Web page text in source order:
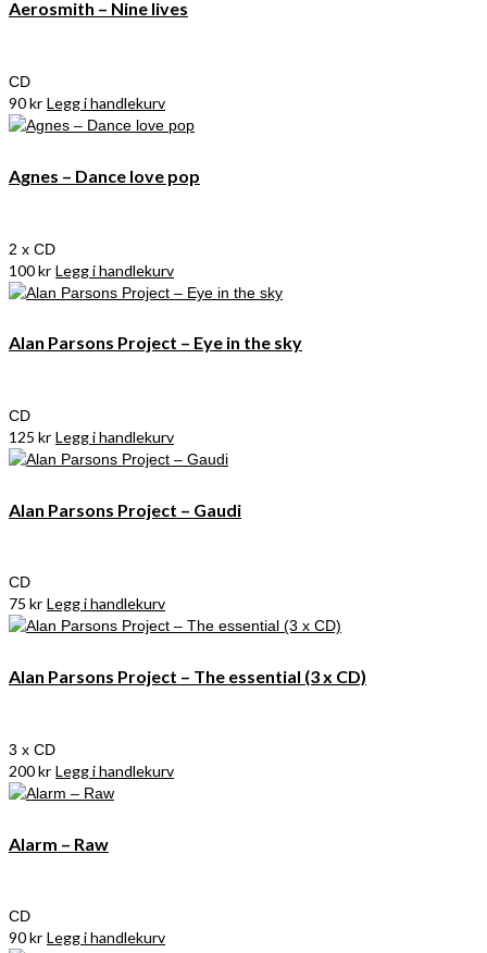
Aerosmith – Nine lives
CD
90kr Legg i handlekurv
Agnes – Dance love pop
2 x CD
100kr Legg i handlekurv
Alan Parsons Project – Eye in the sky
CD
125 kr Legg i handlekurv
Alan Parsons Project – Gaudi
CD
75 kr Legg i handlekurv
Alan Parsons Project – The essential (3 x CD)
3 x CD
200kr Legg i handlekurv
Alarm – Raw
CD
90kr Legg i handlekurv